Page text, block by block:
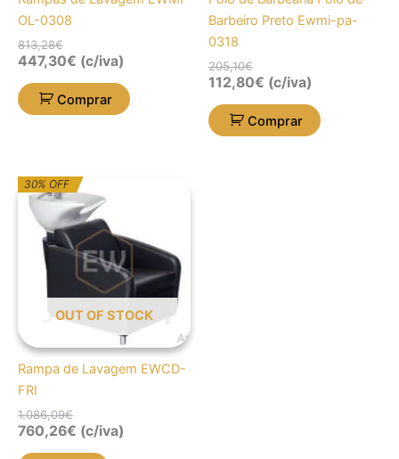
OL-0308
813,28€
447,30€ (c/iva)
Comprar
Barbeiro Preto Ewmi-pa-
0318
205,10€
112,80€ (c/iva)
Comprar
30% OFF
OUT OF STOCK
Rampa de Lavagem EWCD-
FRI
1.086,09€
O
preço
original
era:
1.086,09€.
O
preço
atual
é:
760,26€.
760,26€ (c/iva)